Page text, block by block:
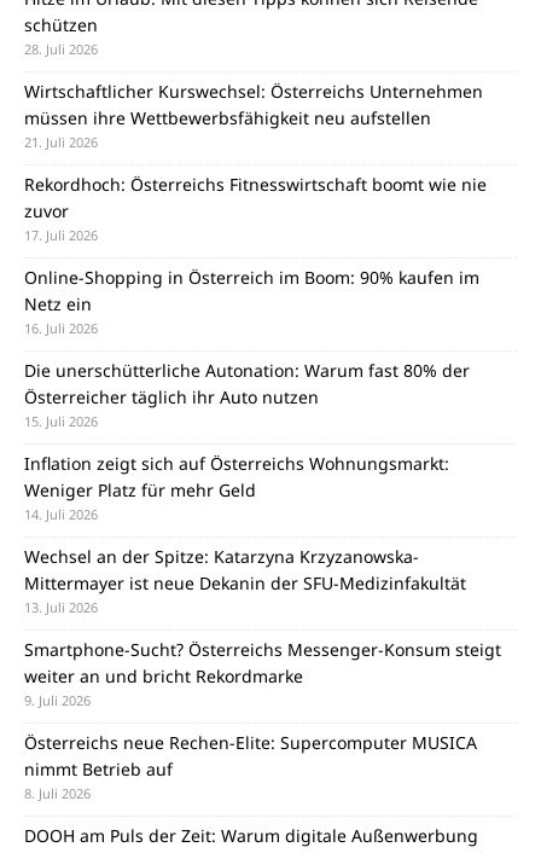
schützen
28. Juli 2026
Wirtschaftlicher Kurswechsel: Österreichs Unternehmen
müssen ihre Wettbewerbsfähigkeit neu aufstellen
21. Juli 2026
Rekordhoch: Österreichs Fitnesswirtschaft boomt wie nie
zuvor
17. Juli 2026
Online-Shopping in Österreich im Boom: 90% kaufen im
Netz ein
16. Juli 2026
Die unerschütterliche Autonation: Warum fast 80% der
Österreicher täglich ihr Auto nutzen
15. Juli 2026
Inflation zeigt sich auf Österreichs Wohnungsmarkt:
Weniger Platz für mehr Geld
14. Juli 2026
Wechsel an der Spitze: Katarzyna Krzyzanowska-
Mittermayer ist neue Dekanin der SFU-Medizinfakultät
13. Juli 2026
Smartphone-Sucht? Österreichs Messenger-Konsum steigt
weiter an und bricht Rekordmarke
9. Juli 2026
Österreichs neue Rechen-Elite: Supercomputer MUSICA
nimmt Betrieb auf
8. Juli 2026
DOOH am Puls der Zeit: Warum digitale Außenwerbung